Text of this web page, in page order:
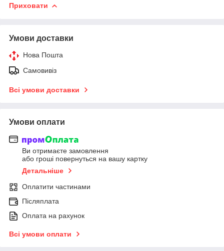
Приховати
Умови доставки
Нова Пошта
Самовивіз
Всі умови доставки
Умови оплати
Ви отримаєте замовлення
або гроші повернуться на вашу картку
Детальніше
Оплатити частинами
Післяплата
Оплата на рахунок
Всі умови оплати